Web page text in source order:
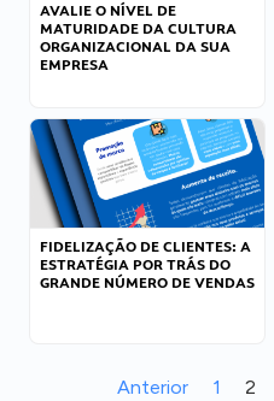
AVALIE O NÍVEL DE
MATURIDADE DA CULTURA
ORGANIZACIONAL DA SUA
EMPRESA
FIDELIZAÇÃO DE CLIENTES: A
ESTRATÉGIA POR TRÁS DO
GRANDE NÚMERO DE VENDAS
Anterior 1 2